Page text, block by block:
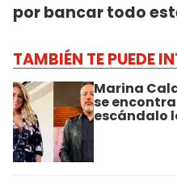
por bancar todo
TAMBIÉN TE PUEDE
Marina
se
escándalo